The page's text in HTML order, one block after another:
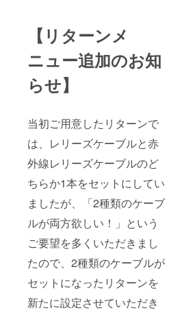
【リターンメ
ニュー追加のお知
らせ】
当初ご用意したリターンで
は、レリーズケーブルと赤
外線レリーズケーブルのど
ちらか1本をセットにしてい
ましたが、「2種類のケーブ
ルが両方欲しい！」という
ご要望を多くいただきまし
たので、2種類のケーブルが
セットになったリターンを
新たに設定させていただき